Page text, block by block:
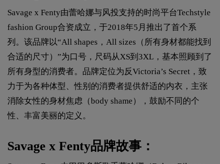
Savage x Fenty由蕾哈娜与风投支持的时尚平台Techstyle
fashion Group合资成立，于2018年5月推出了首个系
列。该品牌以“All shapes，All sizes（所有身材都能找到
合适的尺寸）”为口号，尺码从XS到3XL，基本照顾到了
所有身型的消费者。品牌定位为反Victoria’s Secret，致
力于为各种体型、性别的消费者提供舒适的内衣，主张
消除女性的身材焦虑（body shame），鼓励不同的个
性、丰富美丽的定义。
Savage x Fenty品牌故事：